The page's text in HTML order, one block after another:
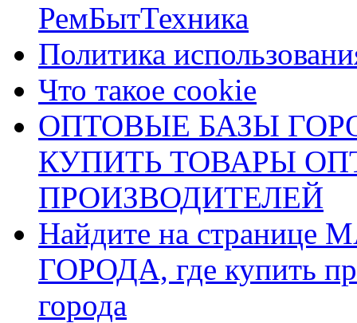
РемБытТехника
Политика
Что такое cookie
ОПТОВЫЕ БАЗЫ
КУПИТЬ ТОВАРЫ
ПРОИЗВОДИТЕЛЕЙ
Найдите на
ГОРОДА, где купить
города